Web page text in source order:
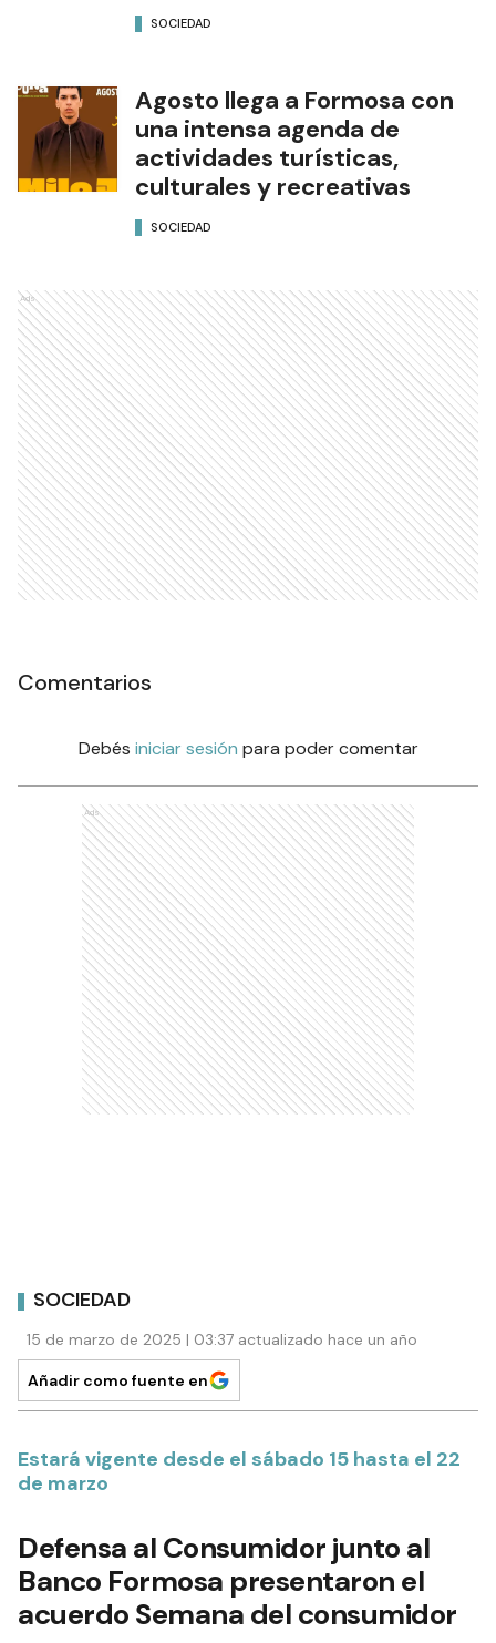
SOCIEDAD
Agosto llega a Formosa con
una intensa agenda de
actividades turísticas,
culturales y recreativas
SOCIEDAD
Ads
Comentarios
Debés iniciar sesión para poder comentar
Ads
SOCIEDAD
15 de marzo de 2025 | 03:37 actualizado hace un año
Añadir como fuente en
Estará vigente desde el sábado 15 hasta el 22
de marzo
Defensa al Consumidor junto al
Banco Formosa presentaron el
acuerdo Semana del consumidor